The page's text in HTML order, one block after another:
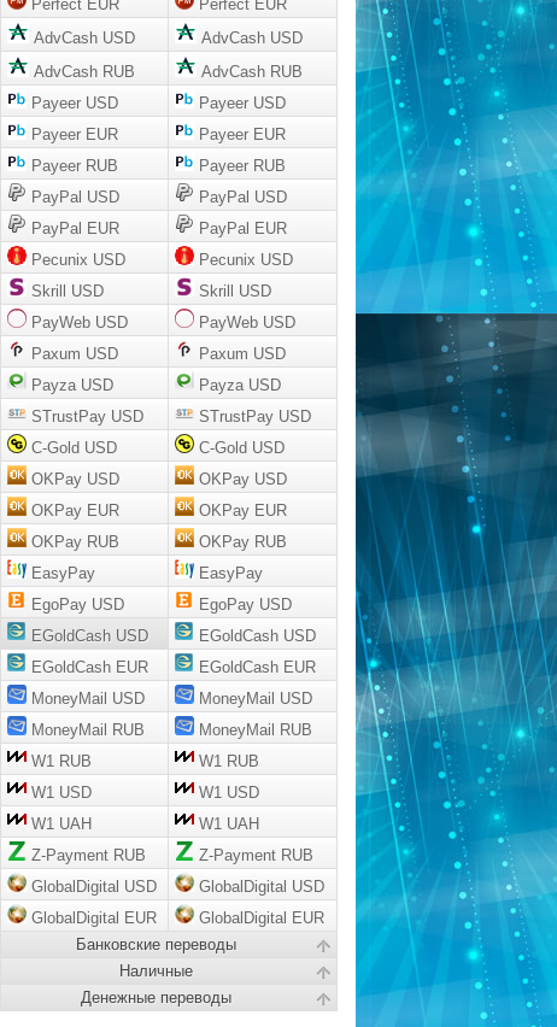
Perfect EUR
Perfect EUR
AdvCash USD
AdvCash USD
AdvCash RUB
AdvCash RUB
Payeer USD
Payeer USD
Payeer EUR
Payeer EUR
Payeer RUB
Payeer RUB
PayPal USD
PayPal USD
PayPal EUR
PayPal EUR
Pecunix USD
Pecunix USD
Skrill USD
Skrill USD
PayWeb USD
PayWeb USD
Paxum USD
Paxum USD
Payza USD
Payza USD
STrustPay USD
STrustPay USD
C-Gold USD
C-Gold USD
OKPay USD
OKPay USD
OKPay EUR
OKPay EUR
OKPay RUB
OKPay RUB
EasyPay
EasyPay
EgoPay USD
EgoPay USD
EGoldCash USD
EGoldCash USD
EGoldCash EUR
EGoldCash EUR
MoneyMail USD
MoneyMail USD
MoneyMail RUB
MoneyMail RUB
W1 RUB
W1 RUB
W1 USD
W1 USD
W1 UAH
W1 UAH
Z-Payment RUB
Z-Payment RUB
GlobalDigital USD
GlobalDigital USD
GlobalDigital EUR
GlobalDigital EUR
Банковские переводы
Наличные
Денежные переводы